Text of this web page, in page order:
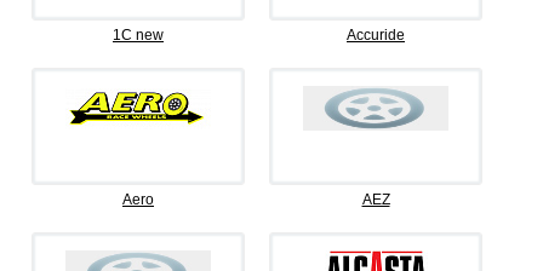
1C new Accuride
Aero AEZ